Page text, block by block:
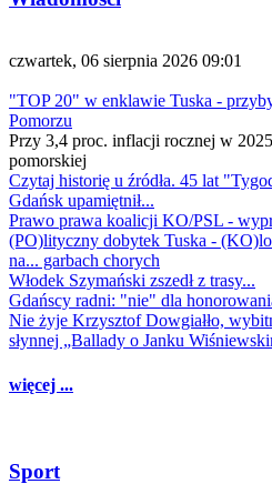
czwartek, 06 sierpnia 2026 09:01
"TOP 20" w enklawie Tuska -
Pomorzu
Przy 3,4 proc. inflacji rocznej w
pomorskiej
Czytaj historię u źródła. 45 lat
Gdańsk upamiętnił...
Prawo prawa koalicji KO/PSL -
(PO)lityczny dobytek Tuska -
na... garbach chorych
Włodek Szymański zszedł z trasy...
Gdańscy radni: "nie" dla
Nie żyje Krzysztof Dowgiałło,
słynnej „Ballady o Janku
więcej ...
Sport